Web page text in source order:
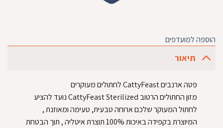
הוספה למועדפים
תיאור
פטה ארנבים CattyFeast לחתולים מעוקרים
מזון החתולים הרטוב CattyFeast Sterilized נועד להציע
לחתול המעוקר שלכם ארוחה טבעית, טעימה ומאוזנת ,
המיוצרת בקפידה באיכות 100% תוצרת איטליה , תוך הבטחת